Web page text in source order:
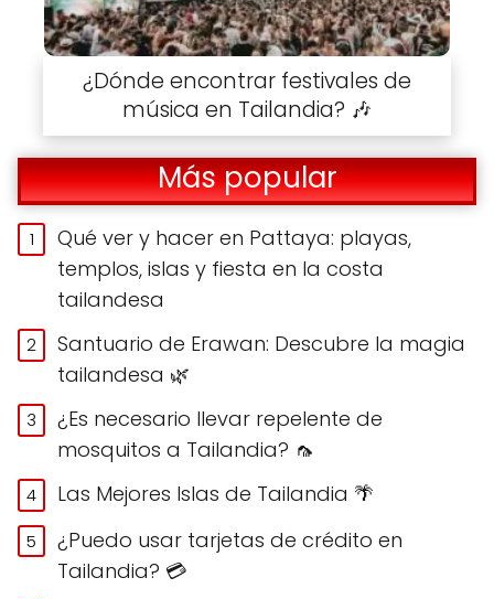
¿Dónde encontrar festivales de
música en Tailandia? 🎶
Más popular
Qué ver y hacer en Pattaya: playas,
templos, islas y fiesta en la costa
tailandesa
Santuario de Erawan: Descubre la magia
tailandesa 🌿
¿Es necesario llevar repelente de
mosquitos a Tailandia? 🦟
Las Mejores Islas de Tailandia 🌴
¿Puedo usar tarjetas de crédito en
Tailandia? 💳